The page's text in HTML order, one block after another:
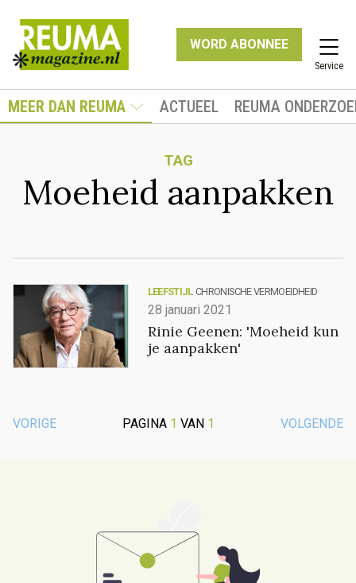
WORD ABONNEE
Service
MEER DAN REUMA ACTUEEL REUMA
TAG
Moeheid aanpakken
LEEFSTIJL CHRONISCHE VERMOEIDHEID
28 januari 2021
Rinie Geenen: 'Moeheid kun
je aanpakken'
VORIGE PAGINA 1 VAN 1 VOLGENDE